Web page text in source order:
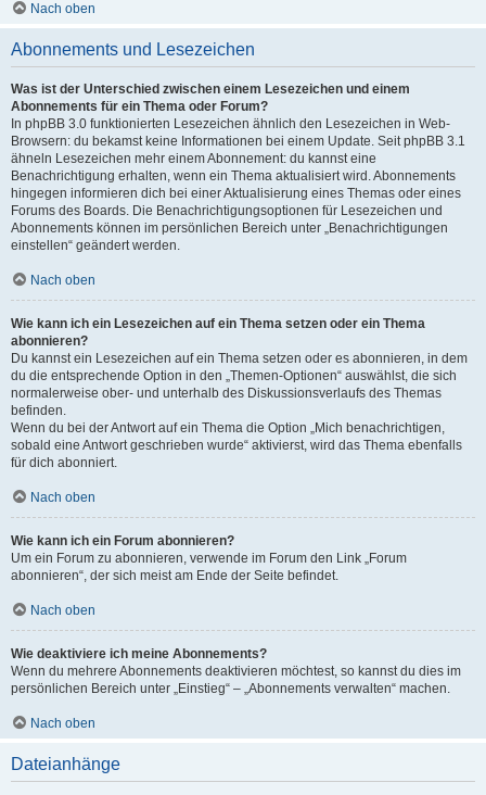
Nach oben
Abonnements und Lesezeichen
Was ist der Unterschied zwischen einem Lesezeichen und einem
Abonnements für ein Thema oder Forum?
In phpBB 3.0 funktionierten Lesezeichen ähnlich den Lesezeichen in Web-
Browsern: du bekamst keine Informationen bei einem Update. Seit phpBB 3.1
ähneln Lesezeichen mehr einem Abonnement: du kannst eine
Benachrichtigung erhalten, wenn ein Thema aktualisiert wird. Abonnements
hingegen informieren dich bei einer Aktualisierung eines Themas oder eines
Forums des Boards. Die Benachrichtigungsoptionen für Lesezeichen und
Abonnements können im persönlichen Bereich unter „Benachrichtigungen
einstellen“ geändert werden.
Nach oben
Wie kann ich ein Lesezeichen auf ein Thema setzen oder ein Thema
abonnieren?
Du kannst ein Lesezeichen auf ein Thema setzen oder es abonnieren, in dem
du die entsprechende Option in den „Themen-Optionen“ auswählst, die sich
normalerweise ober- und unterhalb des Diskussionsverlaufs des Themas
befinden.
Wenn du bei der Antwort auf ein Thema die Option „Mich benachrichtigen,
sobald eine Antwort geschrieben wurde“ aktivierst, wird das Thema ebenfalls
für dich abonniert.
Nach oben
Wie kann ich ein Forum abonnieren?
Um ein Forum zu abonnieren, verwende im Forum den Link „Forum
abonnieren“, der sich meist am Ende der Seite befindet.
Nach oben
Wie deaktiviere ich meine Abonnements?
Wenn du mehrere Abonnements deaktivieren möchtest, so kannst du dies im
persönlichen Bereich unter „Einstieg“ – „Abonnements verwalten“ machen.
Nach oben
Dateianhänge